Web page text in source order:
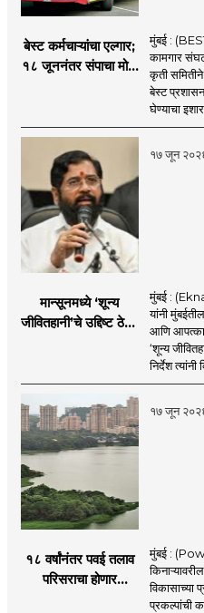
बेस्ट कर्मचाऱ्यांचा एल्गार;
१८ जूननंतर संपाचा मोठा
मुंबई :
कामगार
कृती
बेस्ट
घेण्याचा
१७ जून
मान्सूनमध्ये ‘शून्य
जीवितहानी’चे उद्दिष्ट ठेवून
शिंदे
मुंबई :
यांनी
आणि
‘शून्य
निर्देश त्यांनी
१७ जून
१८ वर्षांनंतर पवई तलाव
परिसराचा होणार
मुंबई :
विकासाच्या
प्रकल्पांची